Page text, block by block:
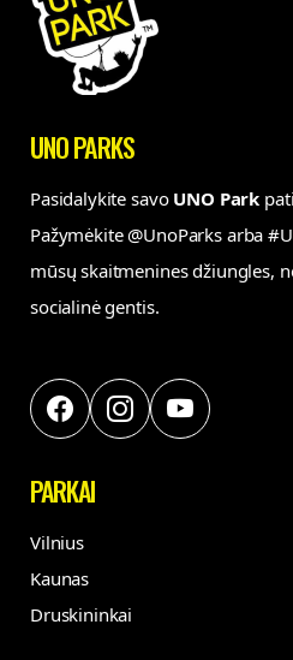
UNO PARKS
Pasidalykite savo UNO Park
Pažymėkite @UnoParks arba
mūsų skaitmenines džiungles,
socialinė gentis.
PARKAI
Vilnius
Kaunas
Druskininkai